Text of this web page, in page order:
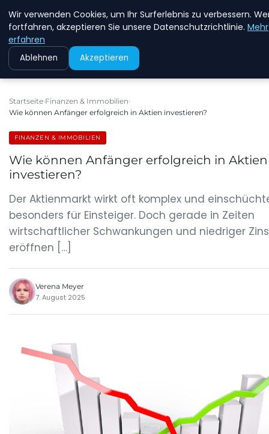
MFD DRESDEN
Startseite Finanzen & Immobilien
Wie können Anfänger erfolgreich in Aktien investieren?
FINANZEN & IMMOBILIEN
Wie können Anfänger erfolgreich in Aktien
investieren?
Der Aktienmarkt wirkt oft komplex und
besonders für Einsteiger. Doch gerade in Zeiten
wirtschaftlicher Schwankungen und niedriger
eröffnen […]
Verena Meyer
7. August 2025
Wir verwenden Cookies, um Ihr Surferlebnis zu verbessern.
fortfahren, akzeptieren Sie unsere Datenschutzrichtlinie. Mehr
erfahren
Ablehnen Akzeptieren